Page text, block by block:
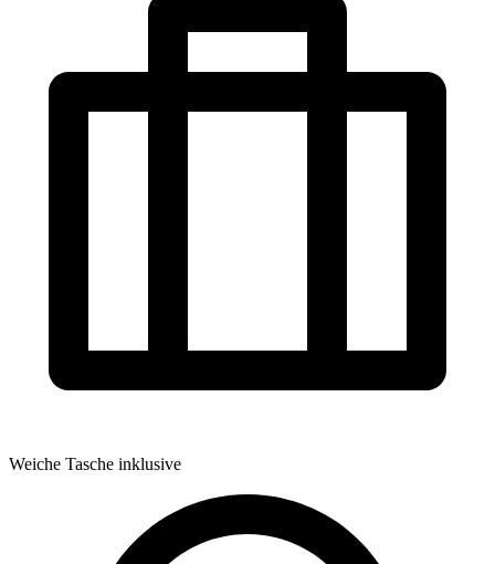
Weiche Tasche inklusive